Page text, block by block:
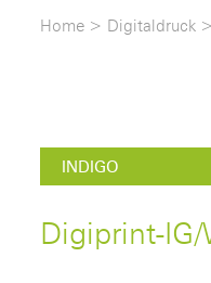
Home > Digitaldruck >
INDIGO
Digiprint-IG/